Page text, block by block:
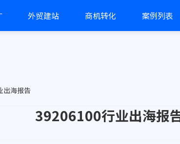
外贸建站 商机转化 案例列表
出海报告
39206100行业出海报